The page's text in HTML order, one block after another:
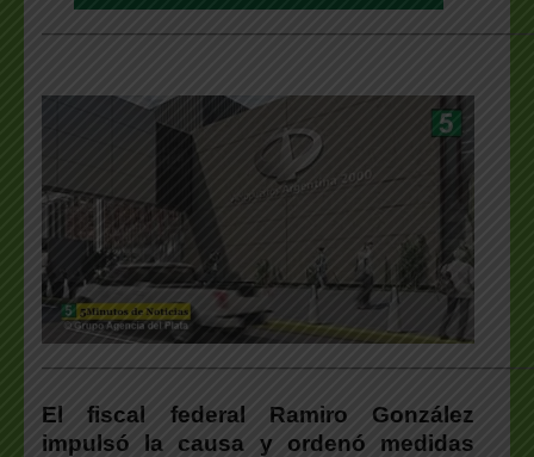
El fiscal federal Ramiro González
impulsó la causa y ordenó medidas